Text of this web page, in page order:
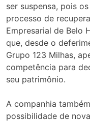
ser suspensa, pois
processo de
Empresarial de Belo
que, desde o
Grupo 123 Milhas,
competência para
seu patrimônio.
A companhia
possibilidade de